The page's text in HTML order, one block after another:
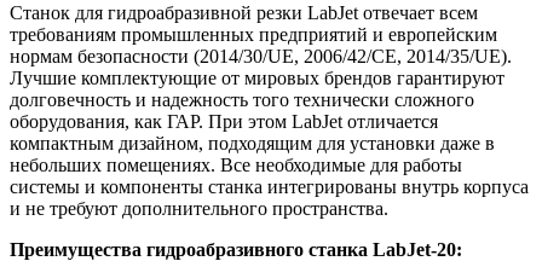
Станок для гидроабразивной резки LabJet отвечает всем
требованиям промышленных предприятий и европейским
нормам безопасности (2014/30/UE, 2006/42/CE, 2014/35/UE).
Лучшие комплектующие от мировых брендов гарантируют
долговечность и надежность того технически сложного
оборудования, как ГАР. При этом LabJet отличается
компактным дизайном, подходящим для установки даже в
небольших помещениях. Все необходимые для работы
системы и компоненты станка интегрированы внутрь корпуса
и не требуют дополнительного пространства.
Преимущества гидроабразивного станка LabJet-20: